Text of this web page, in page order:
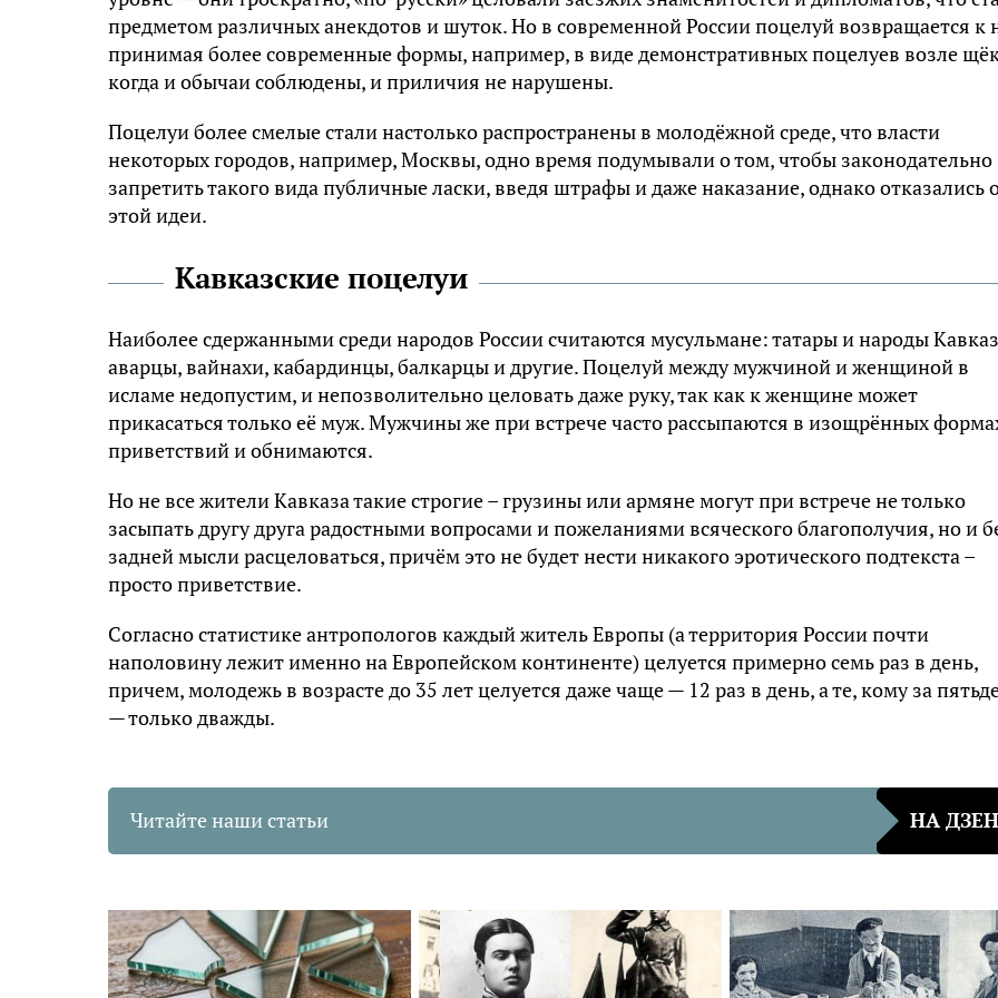
предметом различных анекдотов и шуток. Но в современной России поцелуй возвращается к
принимая более современные формы, например, в виде демонстративных поцелуев возле
когда и обычаи соблюдены, и приличия не нарушены.
Поцелуи более смелые стали настолько распространены в молодёжной среде, что власти
некоторых городов, например, Москвы, одно время подумывали о том, чтобы законодательно
запретить такого вида публичные ласки, введя штрафы и даже наказание, однако отказались
этой идеи.
Кавказские поцелуи
Наиболее сдержанными среди народов России считаются мусульмане: татары и народы
аварцы, вайнахи, кабардинцы, балкарцы и другие. Поцелуй между мужчиной и женщиной в
исламе недопустим, и непозволительно целовать даже руку, так как к женщине может
прикасаться только её муж. Мужчины же при встрече часто рассыпаются в изощрённых
приветствий и обнимаются.
Но не все жители Кавказа такие строгие – грузины или армяне могут при встрече не только
засыпать другу друга радостными вопросами и пожеланиями всяческого благополучия, но и
задней мысли расцеловаться, причём это не будет нести никакого эротического подтекста –
просто приветствие.
Согласно статистике антропологов каждый житель Европы (а территория России почти
наполовину лежит именно на Европейском континенте) целуется примерно семь раз в день,
причем, молодежь в возрасте до 35 лет целуется даже чаще — 12 раз в день, а те, кому за
— только дважды.
Читайте наши статьи НА ДЗЕН